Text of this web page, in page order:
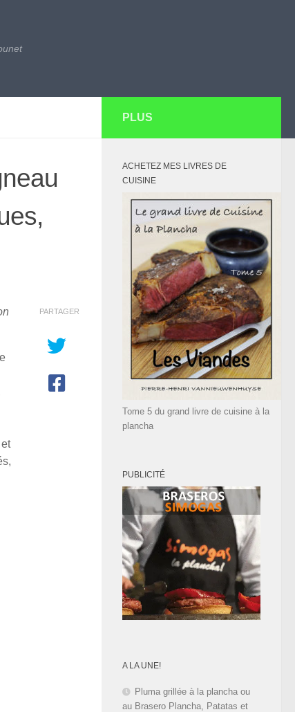
PARTAGER
PLUS
ACHETEZ MES LIVRES DE
CUISINE
Tome 5 du grand livre de cuisine à la
plancha
PUBLICITÉ
A LA UNE!
Pluma grillée à la plancha ou
au Brasero Plancha, Patatas et